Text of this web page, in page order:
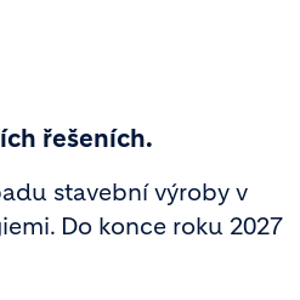
řešeních.
stavební výroby v
Do konce roku 2027